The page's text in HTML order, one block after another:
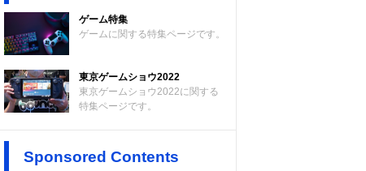
ゲーム特集
ゲームに関する特集ページです。
東京ゲームショウ2022
東京ゲームショウ2022に関する
特集ページです。
Sponsored Contents